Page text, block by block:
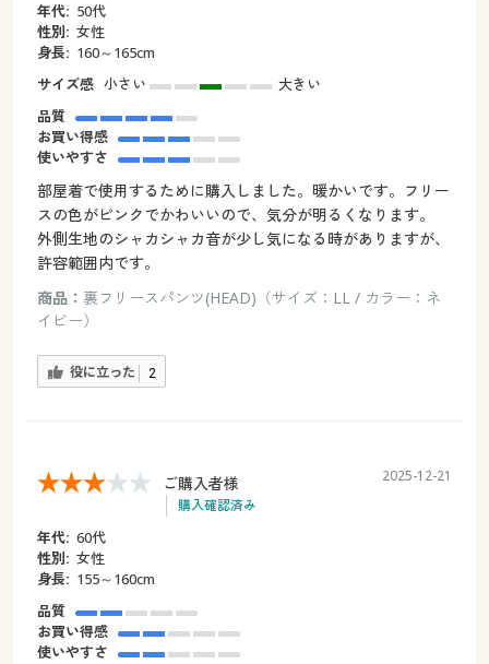
年代: 50代
性別: 女性
身長: 160～165cm
サイズ感 小さい
大きい
品質
お買い得感
使いやすさ
部屋着で使用するために購入しました。暖かいです。フリー
スの色がピンクでかわいいので、気分が明るくなります。
外側生地のシャカシャカ音が少し気になる時がありますが、
許容範囲内です。
商品： 裏フリースパンツ(HEAD)（サイズ：LL / カラー：ネ
イビー）
役に立った 2
ご購入者様
購入確認済み
2025-12-21
年代: 60代
性別: 女性
身長: 155～160cm
品質
お買い得感
使いやすさ